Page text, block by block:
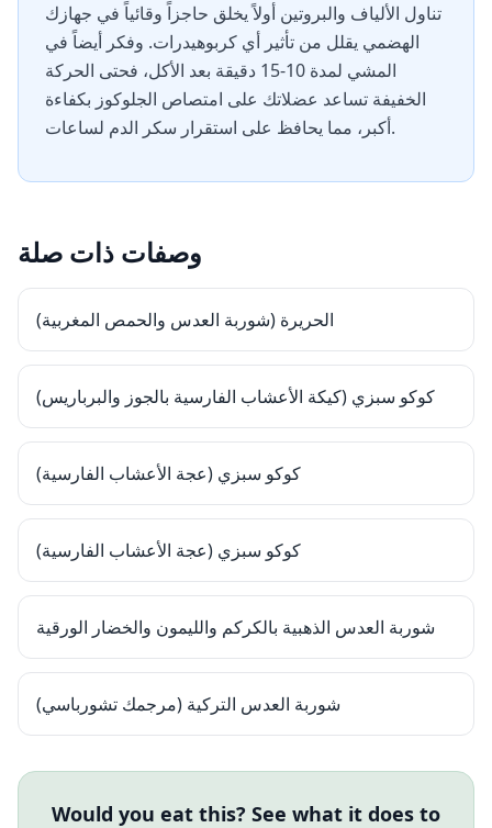
تناول الألياف والبروتين أولاً يخلق حاجزاً وقائياً في جهازك
الهضمي يقلل من تأثير أي كربوهيدرات. وفكر أيضاً في
المشي لمدة 10-15 دقيقة بعد الأكل، فحتى الحركة
الخفيفة تساعد عضلاتك على امتصاص الجلوكوز بكفاءة
أكبر، مما يحافظ على استقرار سكر الدم لساعات.
وصفات ذات صلة
الحريرة (شوربة العدس والحمص المغربية)
كوكو سبزي (كيكة الأعشاب الفارسية بالجوز والبرباريس)
كوكو سبزي (عجة الأعشاب الفارسية)
كوكو سبزي (عجة الأعشاب الفارسية)
شوربة العدس الذهبية بالكركم والليمون والخضار الورقية
شوربة العدس التركية (مرجمك تشورباسي)
Would you eat this? See what it does to